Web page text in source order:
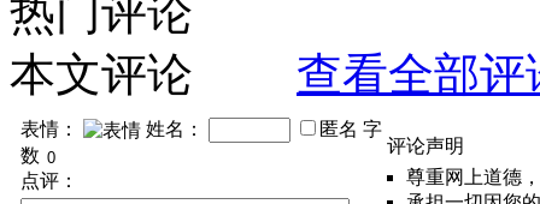
热门评论
本文评论
查看全部评
表情： 姓名： 匿名 字
数
点评：
评论声明
尊重网上道德